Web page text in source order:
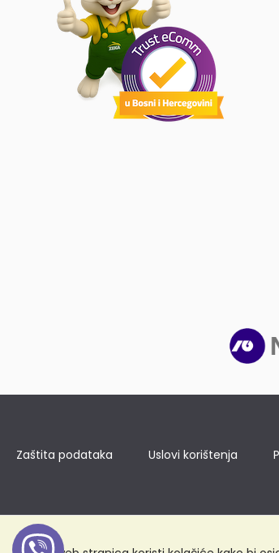
Zaštita podataka Uslovi korištenja